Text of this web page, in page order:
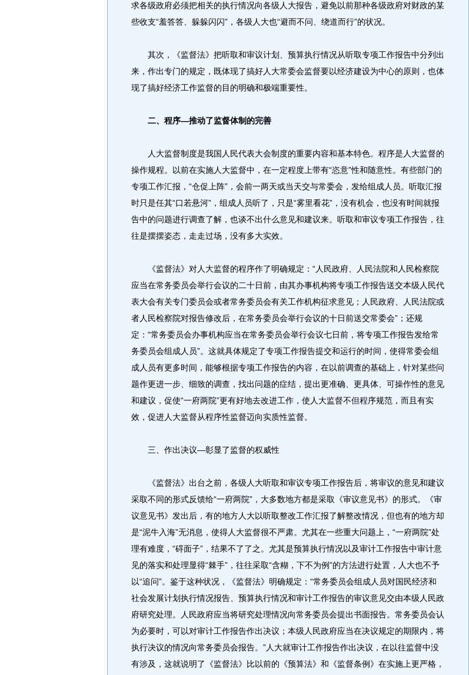
求各级政府必须把相关的执行情况向各级人大报告，避免以前那种各级政府对财政的某
些收支“羞答答、躲躲闪闪”，各级人大也“避而不问、绕道而行”的状况。
其次，《监督法》把听取和审议计划、预算执行情况从听取专项工作报告中分列出
来，作出专门的规定，既体现了搞好人大常委会监督要以经济建设为中心的原则，也体
现了搞好经济工作监督的目的明确和极端重要性。
二、程序―推动了监督体制的完善
人大监督制度是我国人民代表大会制度的重要内容和基本特色。程序是人大监督的
操作规程。以前在实施人大监督中，在一定程度上带有“恣意”性和随意性。有些部门的
专项工作汇报，“仓促上阵”，会前一两天或当天交与常委会，发给组成人员。听取汇报
时只是任其“口若悬河”，组成人员听了，只是“雾里看花”，没有机会，也没有时间就报
告中的问题进行调查了解，也谈不出什么意见和建议来。听取和审议专项工作报告，往
往是摆摆姿态，走走过场，没有多大实效。
《监督法》对人大监督的程序作了明确规定：“人民政府、人民法院和人民检察院
应当在常务委员会举行会议的二十日前，由其办事机构将专项工作报告送交本级人民代
表大会有关专门委员会或者常务委员会有关工作机构征求意见；人民政府、人民法院或
者人民检察院对报告修改后，在常务委员会举行会议的十日前送交常委会”；还规
定：“常务委员会办事机构应当在常务委员会举行会议七日前，将专项工作报告发给常
务委员会组成人员”。这就具体规定了专项工作报告提交和运行的时间，使得常委会组
成人员有更多时间，能够根据专项工作报告的内容，在以前调查的基础上，针对某些问
题作更进一步、细致的调查，找出问题的症结，提出更准确、更具体、可操作性的意见
和建议，促使“一府两院”更有好地去改进工作，使人大监督不但程序规范，而且有实
效，促进人大监督从程序性监督迈向实质性监督。
三、作出决议―彰显了监督的权威性
《监督法》出台之前，各级人大听取和审议专项工作报告后，将审议的意见和建议
采取不同的形式反馈给“一府两院”，大多数地方都是采取《审议意见书》的形式。《审
议意见书》发出后，有的地方人大以听取整改工作汇报了解整改情况，但也有的地方却
是“泥牛入海”无消息，使得人大监督很不严肃。尤其在一些重大问题上，“一府两院”处
理有难度，“碍面子”，结果不了了之。尤其是预算执行情况以及审计工作报告中审计意
见的落实和处理显得“棘手”，往往采取“含糊，下不为例”的方法进行处置，人大也不予
以“追问”。鉴于这种状况，《监督法》明确规定：“常务委员会组成人员对国民经济和
社会发展计划执行情况报告、预算执行情况和审计工作报告的审议意见交由本级人民政
府研究处理。人民政府应当将研究处理情况向常务委员会提出书面报告。常务委员会认
为必要时，可以对审计工作报告作出决议；本级人民政府应当在决议规定的期限内，将
执行决议的情况向常务委员会报告。”人大就审计工作报告作出决议，在以往监督中没
有涉及，这就说明了《监督法》比以前的《预算法》和《监督条例》在实施上更严格，